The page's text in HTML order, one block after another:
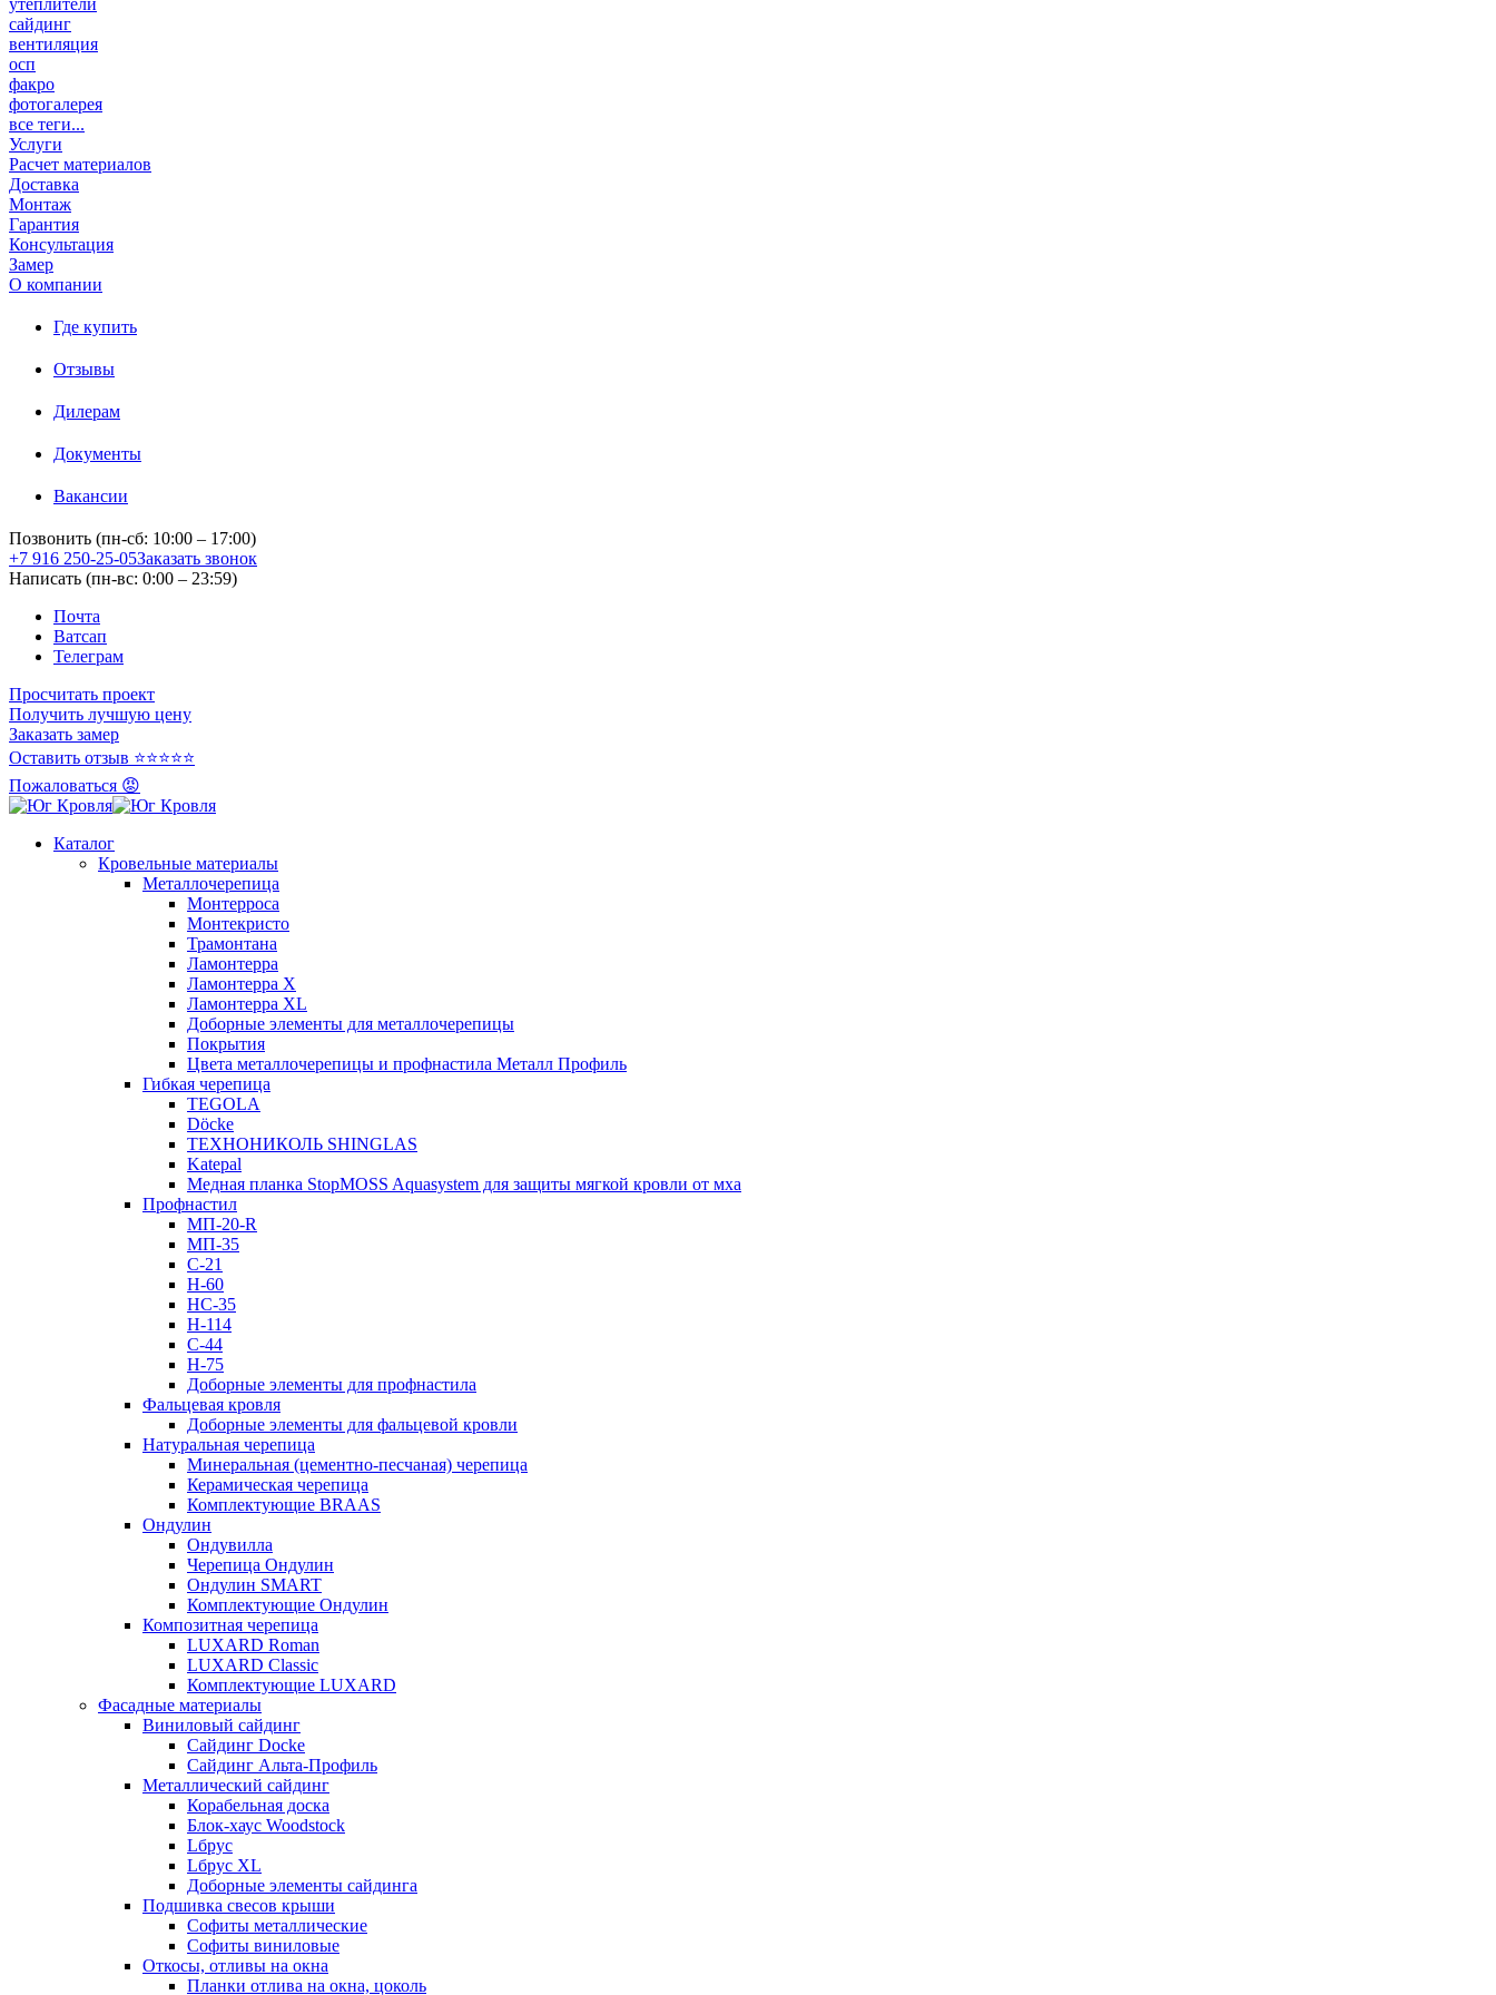
утеплители
сайдинг
вентиляция
осп
факро
фотогалерея
все теги...
Услуги
Расчет материалов
Доставка
Монтаж
Гарантия
Консультация
Замер
О компании
Где купить
Отзывы
Дилерам
Документы
Вакансии
Позвонить (пн-сб: 10:00 – 17:00)
+7 916 250-25-05Заказать звонок
Написать (пн-вс: 0:00 – 23:59)
Почта
Ватсап
Телеграм
Просчитать проект
Получить лучшую цену
Заказать замер
Оставить отзыв ⭐⭐⭐⭐⭐
Пожаловаться 😡
Каталог
Кровельные материалы
Металлочерепица
Монтерроса
Монтекристо
Трамонтана
Ламонтерра
Ламонтерра X
Ламонтерра XL
Доборные элементы для металлочерепицы
Покрытия
Цвета металлочерепицы и профнастила Металл Профиль
Гибкая черепица
TEGOLA
Döcke
ТЕХНОНИКОЛЬ SHINGLAS
Katepal
Медная планка StopMOSS Aquasystem для защиты мягкой кровли от мха
Профнастил
МП-20-R
МП-35
С-21
Н-60
НС-35
Н-114
С-44
Н-75
Доборные элементы для профнастила
Фальцевая кровля
Доборные элементы для фальцевой кровли
Натуральная черепица
Минеральная (цементно-песчаная) черепица
Керамическая черепица
Комплектующие BRAAS
Ондулин
Ондувилла
Черепица Ондулин
Ондулин SMART
Комплектующие Ондулин
Композитная черепица
LUXARD Roman
LUXARD Classic
Комплектующие LUXARD
Фасадные материалы
Виниловый сайдинг
Сайдинг Docke
Сайдинг Альта-Профиль
Металлический сайдинг
Корабельная доска
Блок-хаус Woodstock
Lбрус
Lбрус XL
Доборные элементы сайдинга
Подшивка свесов крыши
Софиты металлические
Софиты виниловые
Откосы, отливы на окна
Планки отлива на окна, цоколь